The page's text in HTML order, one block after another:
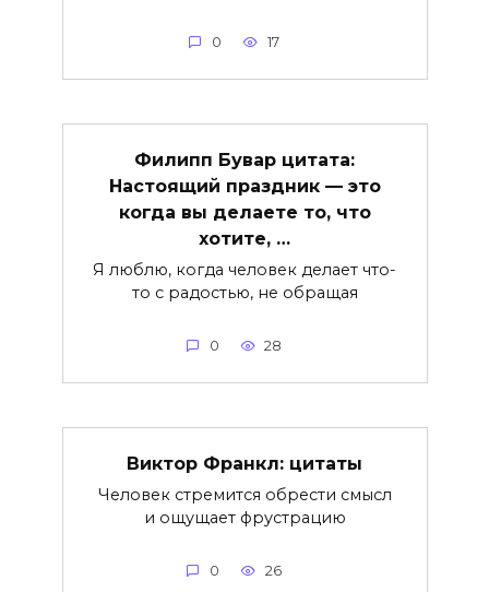
0 17
Филипп Бувар цитата:
Настоящий праздник — это
когда вы делаете то, что
хотите, …
Я люблю, когда человек делает что-
то с радостью, не обращая
0 28
Виктор Франкл: цитаты
Человек стремится обрести смысл
и ощущает фрустрацию
0 26